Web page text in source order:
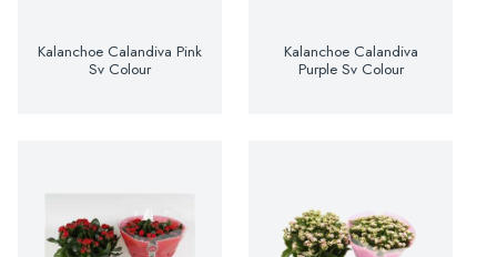
Kalanchoe Calandiva Pink
Sv Colour
Kalanchoe Calandiva
Purple Sv Colour